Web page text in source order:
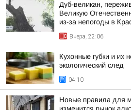
Дуб-великан,
Великую
из-за непогоды в
Вчера, 22:06
Кухонные губки и их
экологический след
04:10
Новые правила для